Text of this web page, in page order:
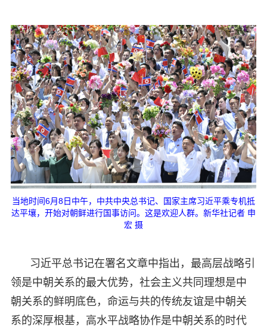
当地时间6月8日中午，中共中央总书记、国家主席习近平乘专机抵
达平壤，开始对朝鲜进行国事访问。这是欢迎人群。新华社记者 申
宏 摄
习近平总书记在署名文章中指出，最高层战略引
领是中朝关系的最大优势，社会主义共同理想是中
朝关系的鲜明底色，命运与共的传统友谊是中朝关
系的深厚根基，高水平战略协作是中朝关系的时代